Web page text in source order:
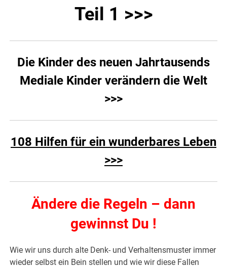
Teil 1 >>>
Die Kinder des neuen Jahrtausends
Mediale Kinder verändern die Welt
>>>
108 Hilfen für ein wunderbares Leben
>>>
Ändere die Regeln – dann
gewinnst Du !
Wie wir uns durch alte Denk- und Verhaltensmuster immer
wieder selbst ein Bein stellen und wie wir diese Fallen